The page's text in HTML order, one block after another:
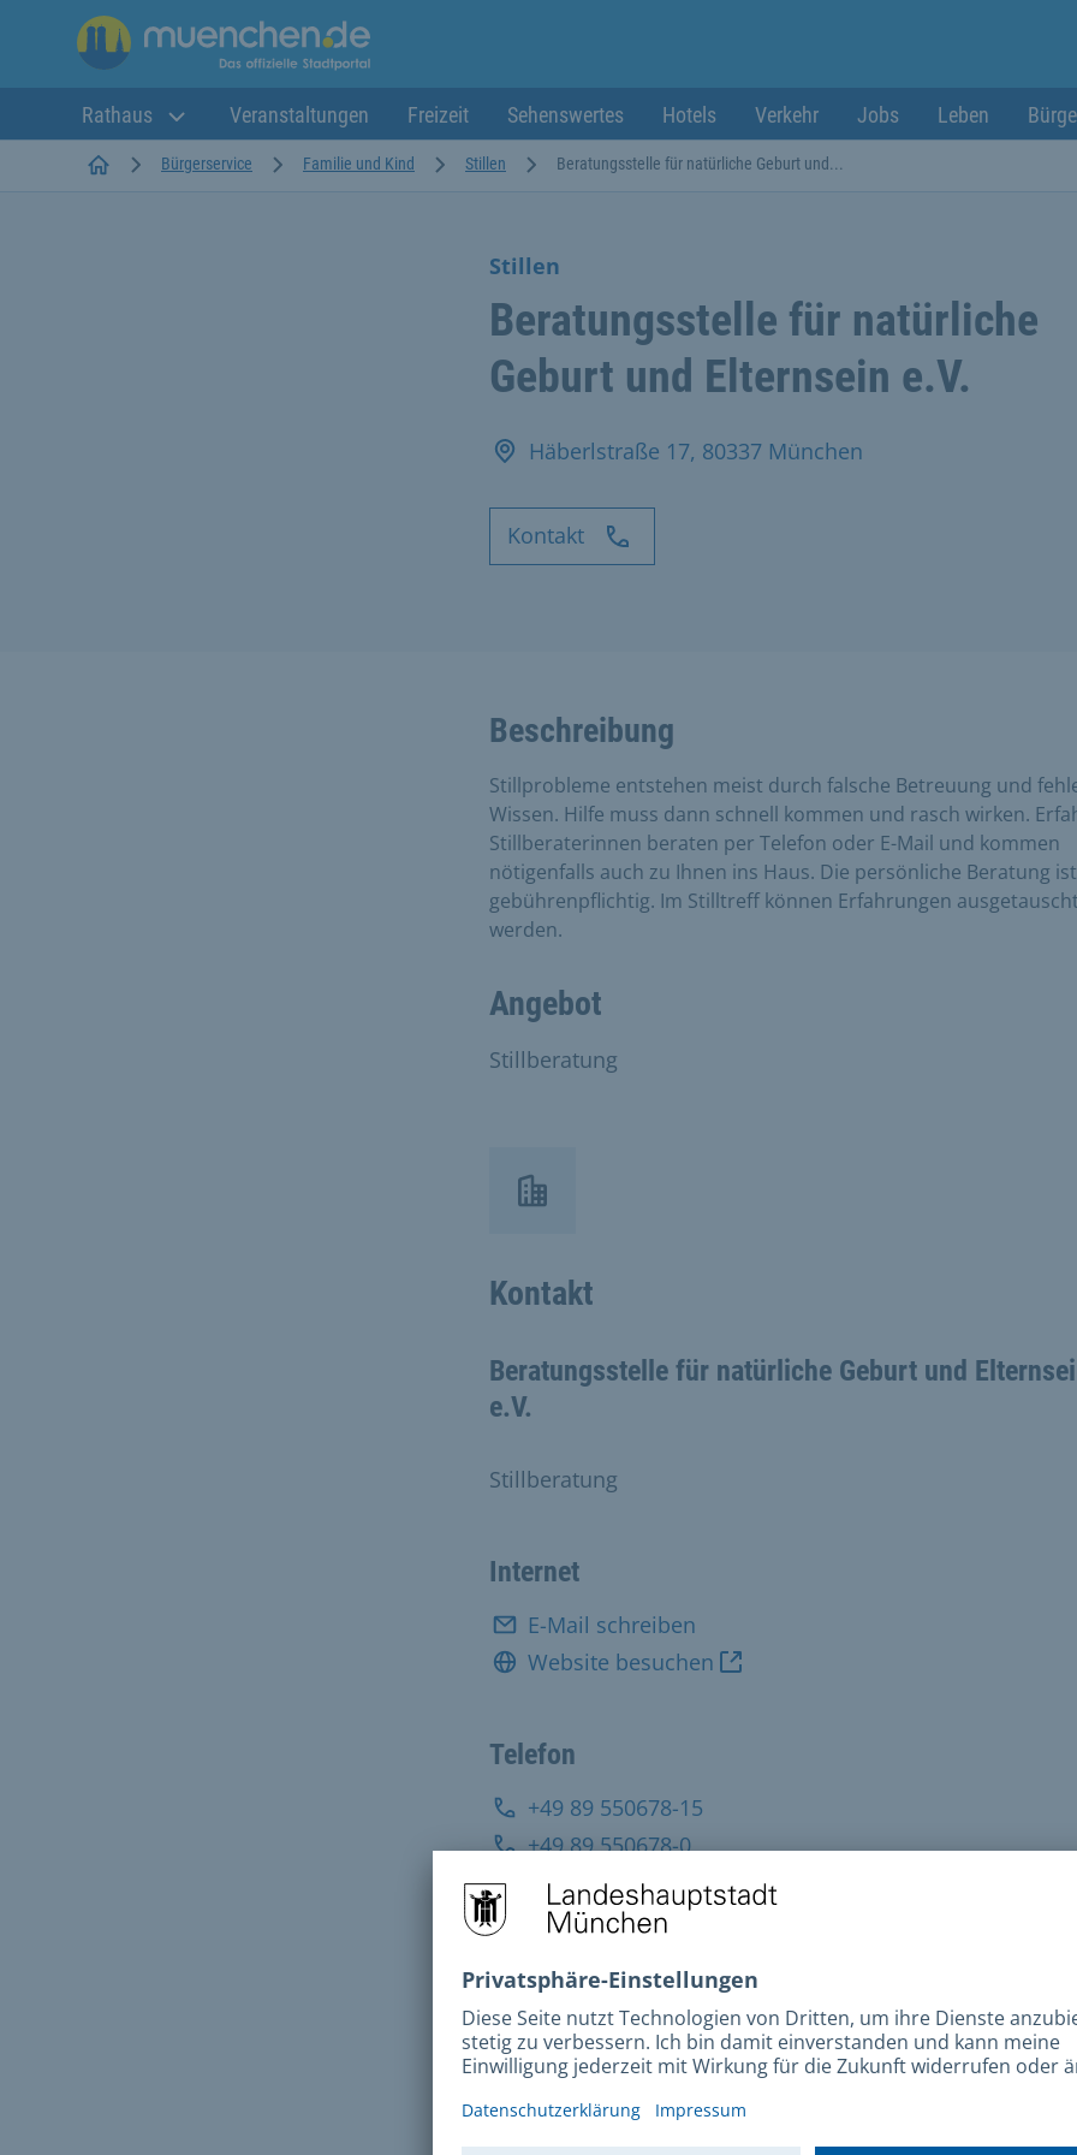
Rathaus Veranstaltungen Freizeit Sehenswertes Hotels Verkehr Jobs Leben
StartseiteBürgerservice Familie und Kind Stillen Beratungsstelle für natürliche Geburt und...
Stillen
Beratungsstelle für natürliche
Geburt und Elternsein e.V.
Häberlstraße 17, 80337 München
Kontakt
Beschreibung
Stillprobleme entstehen meist durch falsche Betreuung und
Wissen. Hilfe muss dann schnell kommen und rasch wirken.
Stillberaterinnen beraten per Telefon oder E-Mail und kommen
nötigenfalls auch zu Ihnen ins Haus. Die persönliche Beratung ist
gebührenpflichtig. Im Stilltreff können Erfahrungen
werden.
Angebot
Stillberatung
Kontakt
Beratungsstelle für natürliche Geburt und
e.V.
Stillberatung
Internet
E-Mail schreiben
Website besuchen
Telefon
+49 89 550678-15
+49 89 550678-0
Adresse
Häberlstraße 17
80337 München
Stilltreff: jeden Mittwoch 10.30-12 Uhr im Café Netzwerk